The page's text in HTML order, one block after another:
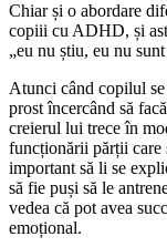
Chiar și o abordare
copiii cu ADHD, și
„eu nu știu, eu nu
Atunci când copilul se
prost încercând să
creierul lui trece în
funcționării părții care
important să li se
să fie puși să le
vedea că pot avea
emoțional.